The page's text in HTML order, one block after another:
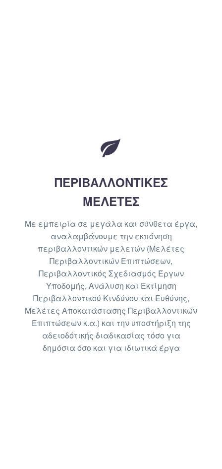


ΠΕΡΙΒΑΛΛΟΝΤΙΚΕΣ
ΜΕΛΕΤΕΣ
Με εμπειρία σε μεγάλα και σύνθετα έργα,
αναλαμβάνουμε την εκπόνηση
περιβαλλοντικών μελετών (Μελέτες
Περιβαλλοντικών Επιπτώσεων,
Περιβαλλοντικός Σχεδιασμός Έργων
Υποδομής, Ανάλυση και Εκτίμηση
Περιβαλλοντικού Κινδύνου και Ευθύνης,
Μελέτες Αποκατάστασης Περιβαλλοντικών
Επιπτώσεων κ.α.) και την υποστήριξη της
αδειοδότικής διαδικασίας τόσο για
δημόσια όσο και για ιδιωτικά έργα